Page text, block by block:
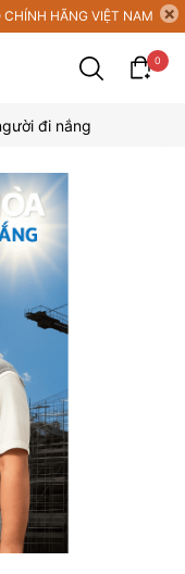
HÃNG VIỆT NAM
0
đi nắng